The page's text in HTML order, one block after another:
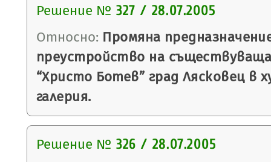
Решение № 327 / 28.07.2005
Относно: Промяна
преустройство на
“Христо Ботев” град Лясковец в
галерия.
Решение № 326 / 28.07.2005